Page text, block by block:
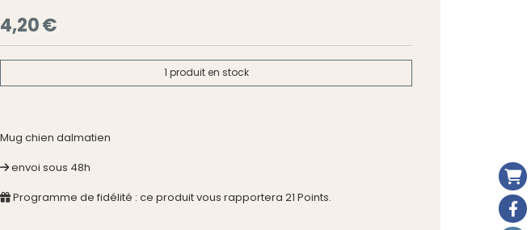
4,20€
1 produit en stock
Mug chien dalmatien
envoi sous 48h
Programme de fidélité : ce produit vous rapportera 21 Points.